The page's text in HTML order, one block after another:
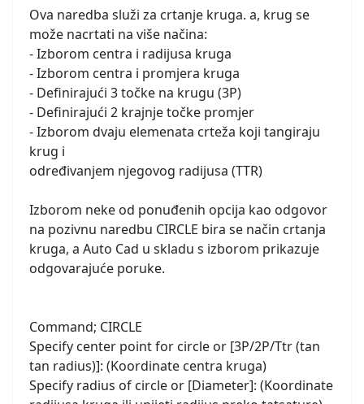
Ova naredba služi za crtanje kruga. a, krug se
može nacrtati na više načina:
- Izborom centra i radijusa kruga
- Izborom centra i promjera kruga
- Definirajući 3 točke na krugu (3P)
- Definirajući 2 krajnje točke promjer
- Izborom dvaju elemenata crteža koji tangiraju
krug i
određivanjem njegovog radijusa (TTR)
Izborom neke od ponuđenih opcija kao odgovor
na pozivnu naredbu CIRCLE bira se način crtanja
kruga, a Auto Cad u skladu s izborom prikazuje
odgovarajuće poruke.
Command; CIRCLE
Specify center point for circle or [3P/2P/Ttr (tan
tan radius)]: (Koordinate centra kruga)
Specify radius of circle or [Diameter]: (Koordinate